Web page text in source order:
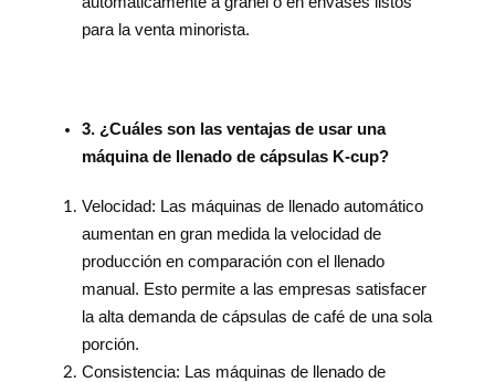
para la venta minorista.
3. ¿Cuáles son las ventajas de usar una
máquina de llenado de cápsulas K-cup?
Velocidad: Las máquinas de llenado automático
aumentan en gran medida la velocidad de
producción en comparación con el llenado
manual. Esto permite a las empresas satisfacer
la alta demanda de cápsulas de café de una sola
porción.
Consistencia: Las máquinas de llenado de